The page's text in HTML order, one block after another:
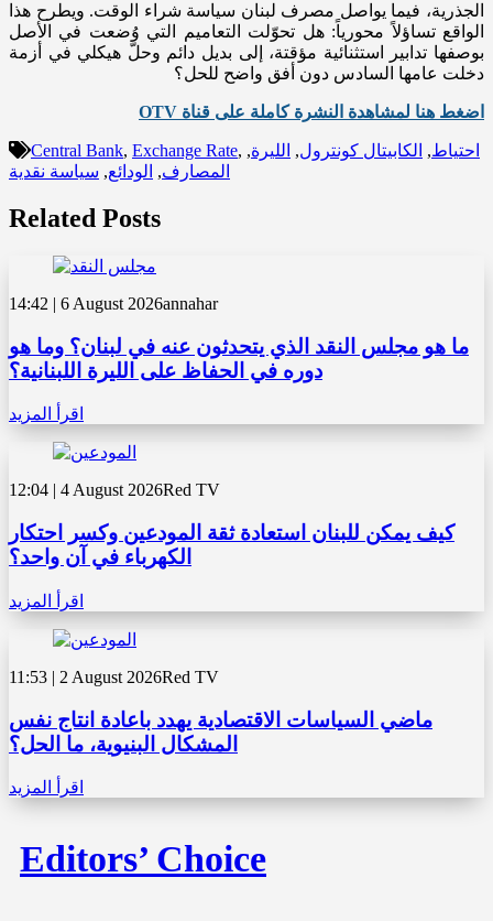
الجذرية، فيما يواصل مصرف لبنان سياسة شراء الوقت. ويطرح هذا
الواقع تساؤلاً محورياً: هل تحوّلت التعاميم التي وُضعت في الأصل
بوصفها تدابير استثنائية مؤقتة، إلى بديل دائم وحلّ هيكلي في أزمة
دخلت عامها السادس دون أفق واضح للحل؟
اضغط هنا لمشاهدة النشرة كاملة على قناة OTV
Central Bank, Exchange Rate, احتياط, الكابيتال كونترول, الليرة,
المصارف, الودائع, سياسة نقدية
Related Posts
14:42 | 6 August 2026annahar
ما هو مجلس النقد الذي يتحدثون عنه في لبنان؟ وما هو
دوره في الحفاظ على الليرة اللبنانية؟
اقرأ المزيد
12:04 | 4 August 2026Red TV
كيف يمكن للبنان استعادة ثقة المودعين وكسر احتكار
الكهرباء في آن واحد؟
اقرأ المزيد
11:53 | 2 August 2026Red TV
ماضي السياسات الاقتصادية يهدد باعادة انتاج نفس
المشكال البنيوية، ما الحل؟
اقرأ المزيد
Editors’ Choice